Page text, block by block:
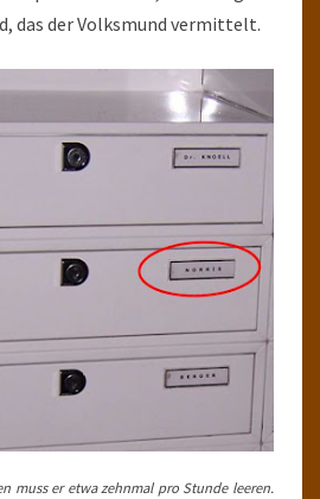
das der Volksmund vermittelt.
muss er etwa zehnmal pro Stunde leeren.